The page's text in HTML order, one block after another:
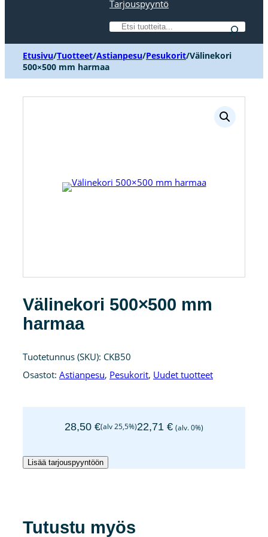
Tarjouspyyntö
Etsi
Etusivu/Tuotteet/Astianpesu/Pesukorit/Välinekori
500×500 mm harmaa
Välinekori 500×500 mm
harmaa
28,50 €(alv 25,5%)22,71 € (alv. 0%)
500×500
Lisää tarjouspyyntöön
Tuotetunnus (SKU): CKB50
Osastot: Astianpesu, Pesukorit, Uudet tuotteet
Tutustu myös